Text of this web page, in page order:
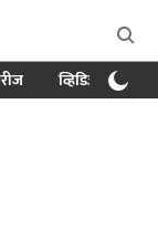
व्हिडिओ